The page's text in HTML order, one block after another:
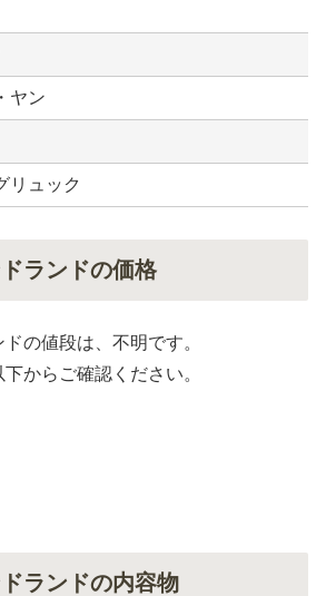
ヤン
リュック
ランドの価格
の値段は、不明です。
からご確認ください。
ランドの内容物